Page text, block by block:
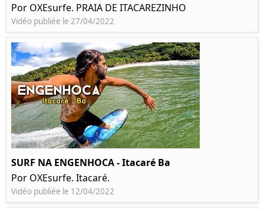
Por OXEsurfe. PRAIA DE ITACAREZINHO
Vidéo publiée le 27/04/2022
SURF NA ENGENHOCA - Itacaré Ba
Por OXEsurfe. Itacaré.
Vidéo publiée le 12/04/2022